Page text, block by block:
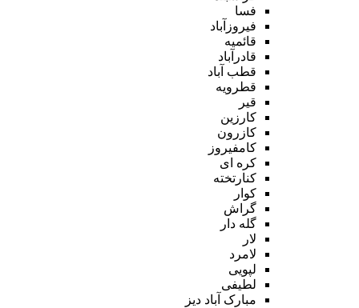
فسا
فیروزآباد
قائمیه
قادرآباد
قطب آباد
قطرویه
قیر
کارزین
کازرون
کامفیروز
کره ای
کنارتخته
کوار
گراش
گله دار
لار
لامرد
لپویی
لطیفی
مبارک آباد دیز